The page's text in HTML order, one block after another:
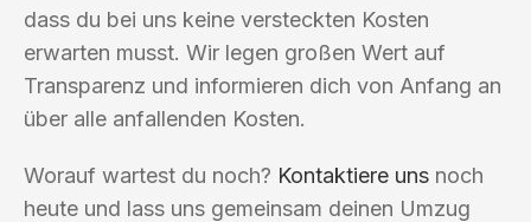
dass du bei uns keine versteckten Kosten
erwarten musst. Wir legen großen Wert auf
Transparenz und informieren dich von Anfang an
über alle anfallenden Kosten.
Worauf wartest du noch? Kontaktiere uns noch
heute und lass uns gemeinsam deinen Umzug